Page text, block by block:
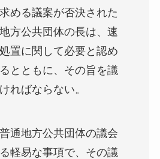
める議案が否決された
方公共団体の長は、速
置に関して必要と認め
とともに、その旨を議
ればならない。
通地方公共団体の議会
軽易な事項で、その議